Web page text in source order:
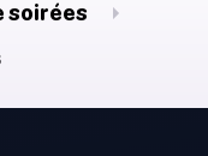
soirées